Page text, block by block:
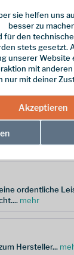
steht derzeit
ordentliche
mehr
Hersteller...
sie helfen uns
besser zu
für den
stets gesetzt.
unserer Website
mit
nur mit deiner
Akzeptieren